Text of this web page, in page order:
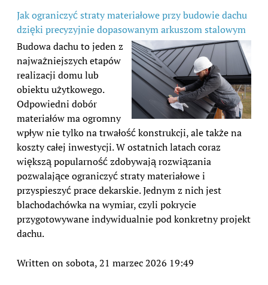
Jak ograniczyć straty materiałowe przy budowie dachu
dzięki precyzyjnie dopasowanym arkuszom stalowym
Budowa dachu to jeden z
najważniejszych etapów
realizacji domu lub
obiektu użytkowego.
Odpowiedni dobór
materiałów ma ogromny
wpływ nie tylko na trwałość konstrukcji, ale także na
koszty całej inwestycji. W ostatnich latach coraz
większą popularność zdobywają rozwiązania
pozwalające ograniczyć straty materiałowe i
przyspieszyć prace dekarskie. Jednym z nich jest
blachodachówka na wymiar, czyli pokrycie
przygotowywane indywidualnie pod konkretny projekt
dachu.
Written on sobota, 21 marzec 2026 19:49